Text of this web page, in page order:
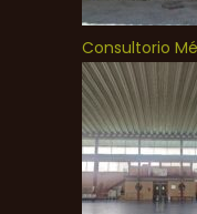
Consultorio